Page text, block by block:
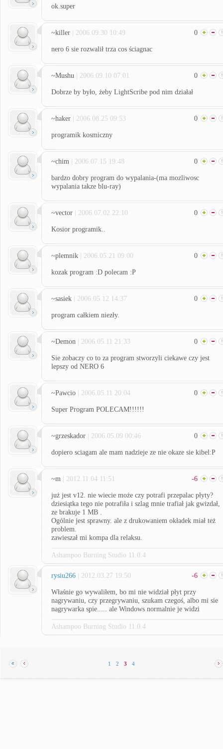
ok.super
~killer | 2006.09.30 10:49 0
nero 6 sie rozwalił trza cos ściagnac
~Mushu | 2006.09.10 07:01 0
Dobrze by było, żeby LightScribe pod nim działał
~haker | 2006.08.25 09:53 0
programik kosmiczny
~chim | 2006.07.15 19:48 0
bardzo dobry program do wypalania-(ma mozliwosc
wypalania takze blu-ray)
~vector | 2006.07.02 22:10 0
Kosior programik..
~plemnik | 2006.05.21 09:00 0
kozak program :D polecam :P
~sasiek | 2006.05.12 14:37 0
program całkiem niezły.
~Demon | 2006.05.11 21:33 0
Sie zobaczy co to za program stworzyli ciekawe czy jest
lepszy od NERO 6
~Pawcio | 2006.05.11 20:04 0
Super Program POLECAM!!!!!!
~grzeskador | 2006.05.09 00:46 0
dopiero sciagam ale mam nadzieje ze nie okaze sie kibel:P
~m | 2012.11.04 11:51 -6
już jest v12. nie wiecie może czy potrafi przepalac płyty?
dziesiątka tego nie potrafiła i szlag mnie trafiał jak gwizdał,
ze brakuje 1 MB .
Ogólnie jest sprawny. ale z drukowaniem okładek miał też
problem.
zawieszał mi kompa dla relaksu.
Ashampoo Burning Studio 11.0.4
rysiu266 | 2012.03.27 19:50 -6
Właśnie go wywaliłem, bo mi nie widział płyt przy
nagrywaniu, czy przegrywaniu, szukam czegoś, albo mi sie
nagrywarka spie..... ale Windows normalnie je widzi
Ashampoo Burning Studio 11.0.4
1 2 3 4